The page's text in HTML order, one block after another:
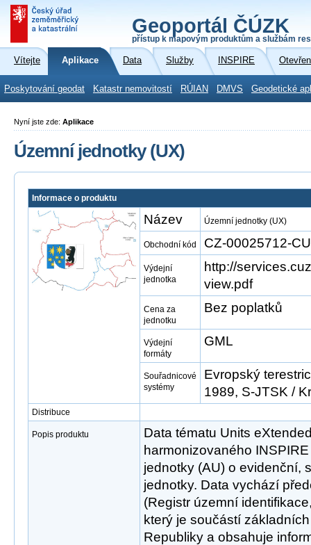
Geoportál ČÚZK
přístup k mapovým produktům a službám
Vítejte Aplikace Data Služby INSPIRE
Poskytování geodat Katastr nemovitostí RÚIAN DMVS Geodetické
Nyní jste zde: Aplikace
Územní jednotky (UX)
Informace o produktu
Název Územní jednotky (UX)
Obchodní kód CZ-00025712-
Výdejní
jednotka
http://
view.pdf
Cena za
jednotku
Bez poplatků
Výdejní
formáty
GML
Souřadnicové
systémy
Evropský
1989, S-JTSK /
Distribuce
Popis produktu
Data tématu Units
harmonizovaného
jednotky (AU) o evidenční,
jednotky. Data vychází
(Registr územní
který je součástí
Republiky a obsahuje